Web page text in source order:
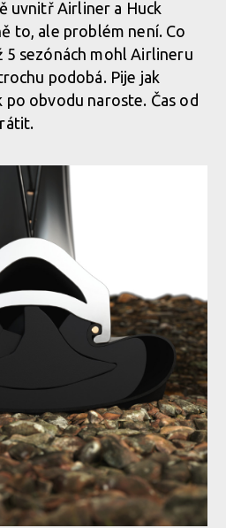
uvnitř Airliner a Huck
to, ale problém není. Co
5 sezónách mohl Airlineru
podobá. Pije jak
po obvodu naroste. Čas od